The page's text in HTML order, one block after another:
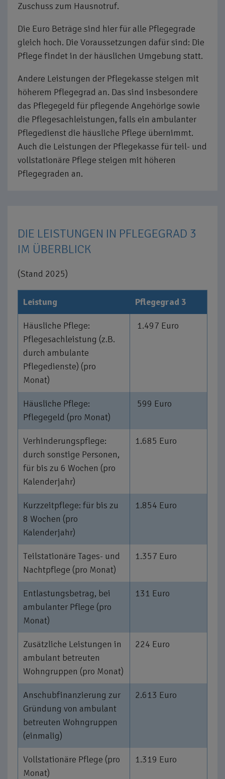
Zuschuss zum Hausnotruf.
Die Euro Beträge sind hier für alle Pflegegrade
gleich hoch. Die Voraussetzungen dafür sind: Die
Pflege findet in der häuslichen Umgebung statt.
Andere Leistungen der Pflegekasse steigen mit
höherem Pflegegrad an. Das sind insbesondere
das Pflegegeld für pflegende Angehörige sowie
die Pflegesachleistungen, falls ein ambulanter
Pflegedienst die häusliche Pflege übernimmt.
Auch die Leistungen der Pflegekasse für teil- und
vollstationäre Pflege steigen mit höheren
Pflegegraden an.
DIE LEISTUNGEN IN PFLEGEGRAD 3
IM ÜBERBLICK
(Stand 2025)
Leistung Pflegegrad 3
Häusliche Pflege:
Pflegesachleistung (z.B.
durch ambulante
Pflegedienste) (pro
Monat)
1.497 Euro
Häusliche Pflege:
Pflegegeld (pro Monat)
599 Euro
Verhinderungspflege:
durch sonstige Personen,
für bis zu 6 Wochen (pro
Kalenderjahr)
1.685 Euro
Kurzzeitpflege: für bis zu
8 Wochen (pro
Kalenderjahr)
1.854 Euro
Teilstationäre Tages- und
Nachtpflege (pro Monat)
1.357 Euro
Entlastungsbetrag, bei
ambulanter Pflege (pro
Monat)
131 Euro
Zusätzliche Leistungen in
ambulant betreuten
Wohngruppen (pro Monat)
224 Euro
Anschubfinanzierung zur
Gründung von ambulant
betreuten Wohngruppen
(einmalig)
2.613 Euro
Vollstationäre Pflege (pro
Monat)
1.319 Euro